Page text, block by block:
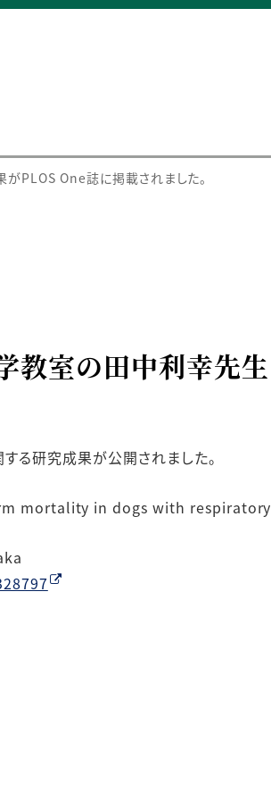
PLOS One誌に掲載されました。
教室の田中利幸先生
る研究成果が公開されました。
mortality in dogs with respiratory